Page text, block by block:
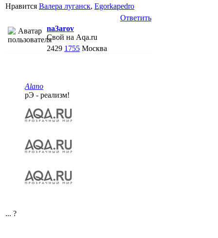
Нравится Валера луганск, Egorkapedro
Ответить
na3arov
Свой на Aqa.ru
2429 1755 Москва
Alano
рЭ - реализм!
... ?